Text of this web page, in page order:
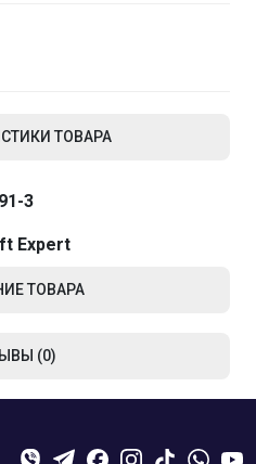
ТОВАРА
3
Expert
ТОВАРА
(0)